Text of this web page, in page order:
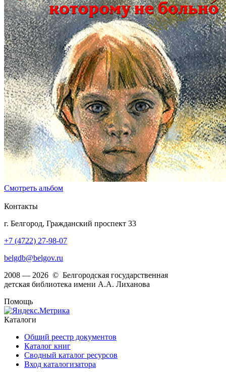
Смотреть альбом
Контакты
г. Белгород, Гражданский проспект 33
+7 (4722) 27-98-07
belgdb@belgov.ru
2008 — 2026 © Белгородская государственная
детская библиотека имени А.А. Лиханова
Помощь
Каталоги
Общий реестр документов
Каталог книг
Сводный каталог ресурсов
Вход каталогизатора